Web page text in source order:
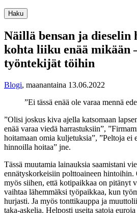
Haku
Näillä bensan ja dieselin
kohta liiku enää mikään
työntekijät töihin
Blogi, maanantaina 13.06.2022
”Ei tässä enää ole varaa mennä
”Olisi joskus kiva ajella katsomaan
enää varaa viedä harrastuksiin”,
hoitamaan omia kuljetuksia”, ”Peltoja ei
hinnoilla hoitaa” jne.
Tässä muutamia lainauksia saamistani
ennätyskorkeisiin polttoaineen hintoihin.
myös siihen, että kotipaikkaa on pitänyt
vaihtaa lähemmäksi työpaikkaa, kun
hurjasti. Ja myös tonttikauppa ja
taka-askelia. Helposti useita satoja